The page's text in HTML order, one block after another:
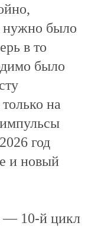
нужно было
в то
было
на
год
и новый
— 10-й цикл